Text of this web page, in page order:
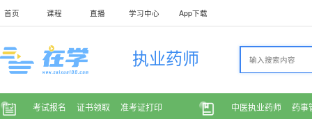
首页 课程 直播 学习中心 App下载
执业药师
考试报名
证书领取
准考证打印
中医执业药师
药事